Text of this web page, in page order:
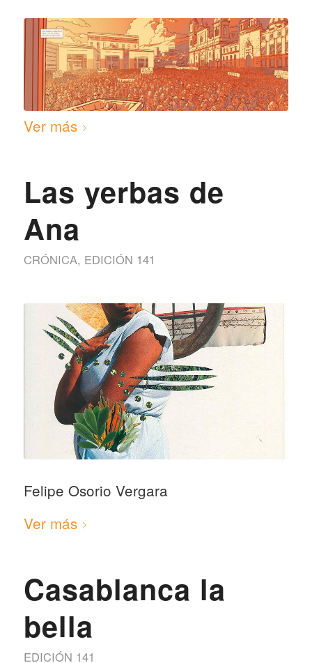
Ver más
Las yerbas de
Ana
CRÓNICA, EDICIÓN 141
Felipe Osorio Vergara
Ver más
Casablanca la
bella
EDICIÓN 141